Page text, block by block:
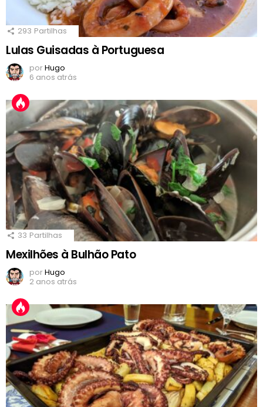
293 Partilhas
Lulas Guisadas à Portuguesa
porHugo
6 anos atrás
33 Partilhas
Mexilhões à Bulhão Pato
porHugo
2 anos atrás